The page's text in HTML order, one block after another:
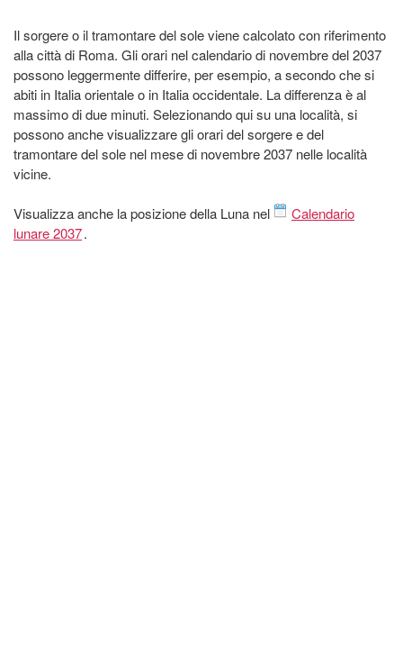
Il sorgere o il tramontare del sole viene calcolato con riferimento
alla città di Roma. Gli orari nel calendario di novembre del 2037
possono leggermente differire, per esempio, a secondo che si
abiti in Italia orientale o in Italia occidentale. La differenza è al
massimo di due minuti. Selezionando qui su una località, si
possono anche visualizzare gli orari del sorgere e del
tramontare del sole nel mese di novembre 2037 nelle località
vicine.
Visualizza anche la posizione della Luna nel
Calendario
lunare 2037.